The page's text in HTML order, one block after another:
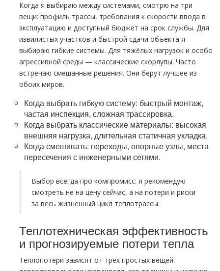
Когда я выбираю между системами, смотрю на три
вещи: профиль трассы, требования к скорости ввода в
эксплуатацию и доступный бюджет на срок службы. Для
извилистых участков и быстрой сдачи объекта я
выбираю гибкие системы. Для тяжёлых нагрузок и особо
агрессивной среды — классические скорлупы. Часто
встречаю смешанные решения. Они берут лучшее из
обоих миров.
Когда выбрать гибкую систему: быстрый монтаж,
частая инспекция, сложная трассировка.
Когда выбрать классические материалы: высокая
внешняя нагрузка, длительная статичная укладка.
Когда смешивать: переходы, опорные узлы, места
пересечения с инженерными сетями.
Выбор всегда про компромисс: я рекомендую
смотреть не на цену сейчас, а на потери и риски
за весь жизненный цикл теплотрассы.
Теплотехническая эффективность
и прогнозируемые потери тепла
Теплопотери зависят от трёх простых вещей: